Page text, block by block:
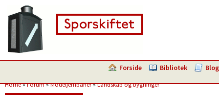
Forside Bibliotek Blog
Home»Forum»Modeljernbaner»Landskab og bygninger